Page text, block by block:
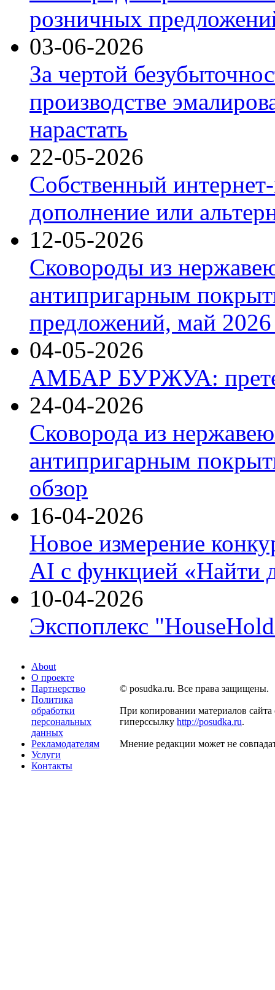
розничных
03-06-2026
За чертой
производстве
нарастать
22-05-2026
Собственный
дополнение или
12-05-2026
Сковороды из
антипригарным
предложений, май 2026
04-05-2026
АМБАР БУРЖУА:
24-04-2026
Сковорода из
антипригарным
обзор
16-04-2026
Новое измерение
AI с функцией «Найти
10-04-2026
Экспоплекс
About
О проекте
Партнерство
Политика
обработки
персональных
данных
Рекламодателям
Услуги
Контакты
© posudka.ru. Все права защищены.
При копировании материалов сайта
гиперссылку http://posudka.ru.
Мнение редакции может не